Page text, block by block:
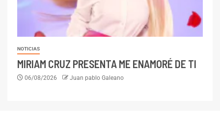
NOTICIAS
MIRIAM CRUZ PRESENTA ME ENAMORÉ DE TI
06/08/2026 Juan pablo Galeano